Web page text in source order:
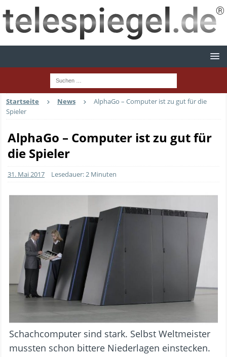
Startseite News
AlphaGo – Computer ist zu gut für die
Spieler
AlphaGo – Computer ist zu gut für
die Spieler
31. Mai 2017 Lesedauer: 2 Minuten
Schachcomputer sind stark. Selbst Weltmeister
mussten schon bittere Niederlagen einstecken.